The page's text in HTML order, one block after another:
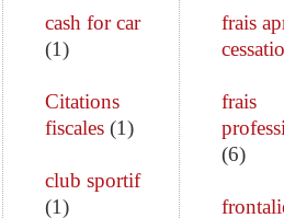
cash for car
(1)
Citations
fiscales(1)
club sportif
(1)
frais
frais
(6)